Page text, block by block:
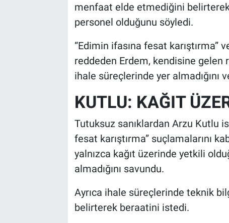
menfaat elde etmediğini
personel olduğunu söyledi.
“Edimin ifasına fesat karıştırma”
reddeden Erdem, kendisine gelen
ihale süreçlerinde yer
KUTLU: KAĞIT
Tutuksuz sanıklardan Arzu Kutlu
fesat karıştırma” suçlamalarını
yalnızca kağıt üzerinde yetkili
almadığını savundu.
Ayrıca ihale süreçlerinde teknik
belirterek beraatini istedi.